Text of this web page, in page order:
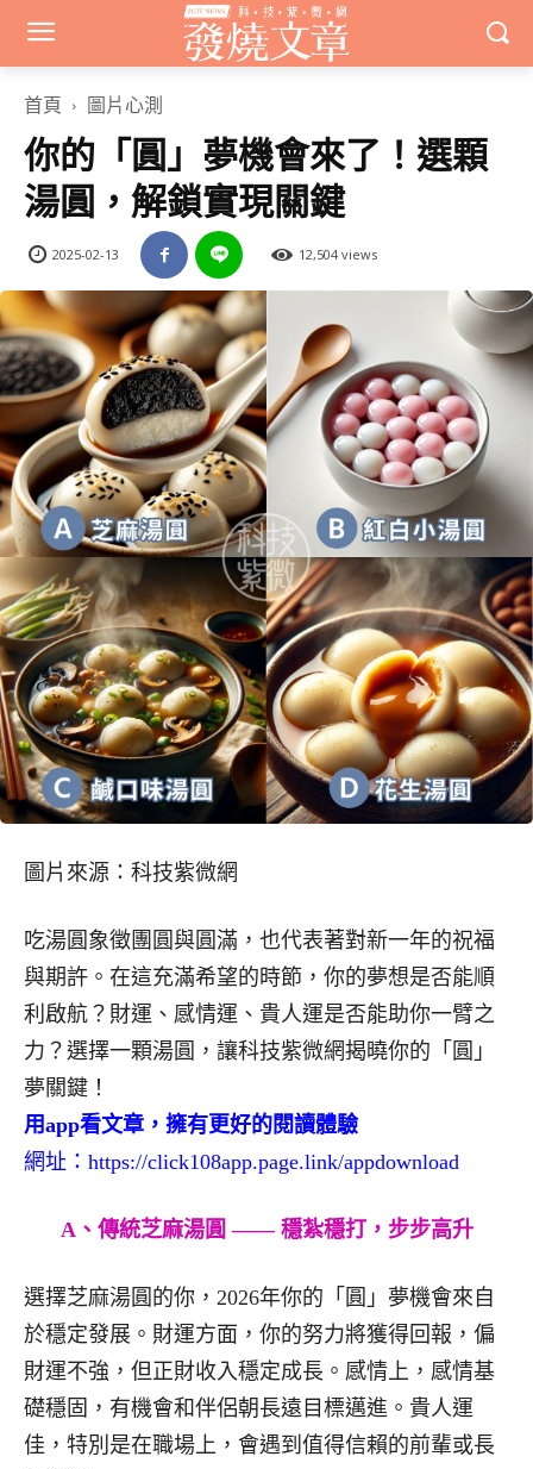
首頁 圖片心測
你的「圓」夢機會來了！選顆
湯圓，解鎖實現關鍵
2025-02-13 12,504 views
圖片來源：科技紫微網
吃湯圓象徵團圓與圓滿，也代表著對新一年的祝福
與期許。在這充滿希望的時節，你的夢想是否能順
利啟航？財運、感情運、貴人運是否能助你一臂之
力？選擇一顆湯圓，讓科技紫微網揭曉你的「圓」
夢關鍵！
用app看文章，擁有更好的閱讀體驗
網址： https://click108app.page.link/appdownload
A、傳統芝麻湯圓 —— 穩紮穩打，步步高升
選擇芝麻湯圓的你，2026年你的「圓」夢機會來自
於穩定發展。財運方面，你的努力將獲得回報，偏
財運不強，但正財收入穩定成長。感情上，感情基
礎穩固，有機會和伴侶朝長遠目標邁進。貴人運
佳，特別是在職場上，會遇到值得信賴的前輩或長